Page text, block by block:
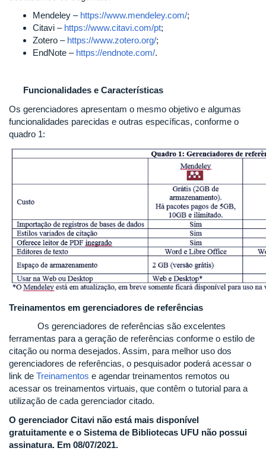
Mendeley – https://www.mendeley.com/;
Citavi – https://www.citavi.com/pt;
Zotero – https://www.zotero.org/;
EndNote – https://endnote.com/.
Funcionalidades e Características
Os gerenciadores apresentam o mesmo objetivo e algumas
funcionalidades parecidas e outras específicas, conforme o
quadro 1:
Treinamentos em gerenciadores de referências
Os gerenciadores de referências são excelentes
ferramentas para a geração de referências conforme o estilo de
citação ou norma desejados. Assim, para melhor uso dos
gerenciadores de referências, o pesquisador poderá acessar o
link de Treinamentos e agendar treinamentos remotos ou
acessar os treinamentos virtuais, que contêm o tutorial para a
utilização de cada gerenciador citado.
O gerenciador Citavi não está mais disponível
gratuitamente e o Sistema de Bibliotecas UFU não possui
assinatura. Em 08/07/2021.